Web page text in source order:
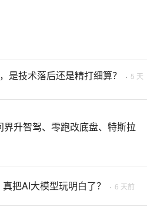
是技术落后还是精打细算？ · 5 天
界升智驾、零跑改底盘、特斯拉
把AI大模型玩明白了？ · 6 天前